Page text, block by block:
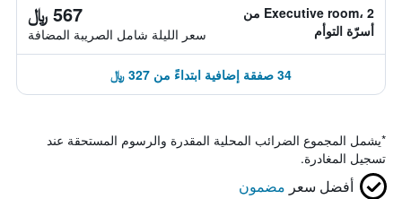
Executive room، 2 من
أسرّة التوأم
567 ﷼
سعر الليلة شامل الصريبة المضافة
34 صفقة إضافية ابتداءً من 327 ﷼
*يشمل المجموع الضرائب المحلية المقدرة والرسوم المستحقة عند
تسجيل المغادرة.
أفضل سعر مضمون